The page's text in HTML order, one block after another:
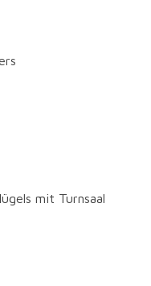
mit Turnsaal